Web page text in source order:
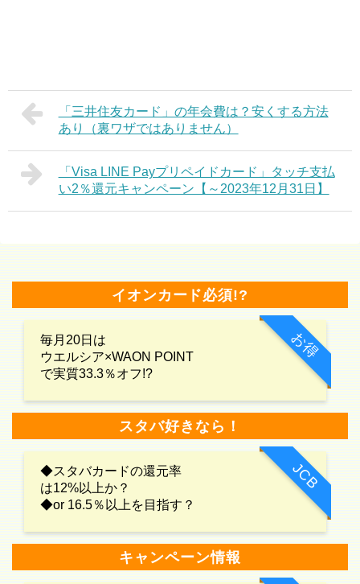
「三井住友カード」の年会費は？安くする方法
あり（裏ワザではありません）
「Visa LINE Payプリペイドカード」タッチ支払
い2％還元キャンペーン【～2023年12月31日】
イオンカード必須!?
お得
毎月20日は
ウエルシア×WAON POINT
で実質33.3％オフ!?
スタバ好きなら！
JCB
◆スタバカードの還元率
は12%以上か？
◆or 16.5％以上を目指す？
キャンペーン情報